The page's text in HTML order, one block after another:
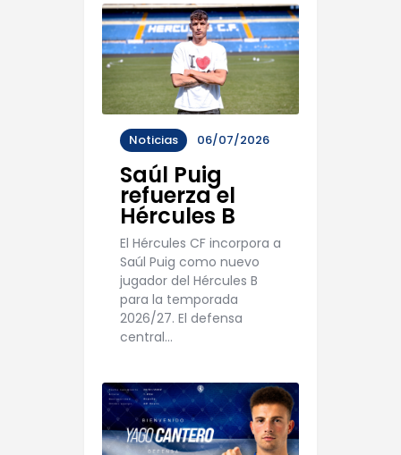
Noticias 06/07/2026
Saúl Puig
refuerza el
Hércules B
El Hércules CF incorpora a
Saúl Puig como nuevo
jugador del Hércules B
para la temporada
2026/27. El defensa
central…